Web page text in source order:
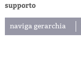
supporto
naviga gerarchia